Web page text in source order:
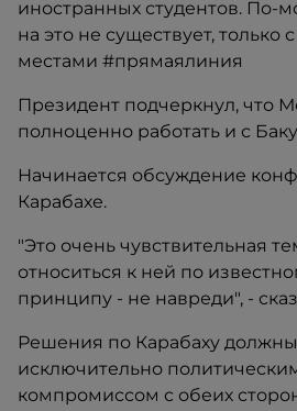
иностранных студентов. По-
на это не существует,
местами #прямаялиния
Президент подчеркнул, что
полноценно работать и с
Начинается обсуждение
Карабахе.
"Это очень чувствительная
относиться к ней по
принципу - не навреди", -
Решения по Карабаху должны
исключительно
компромиссом с обеих